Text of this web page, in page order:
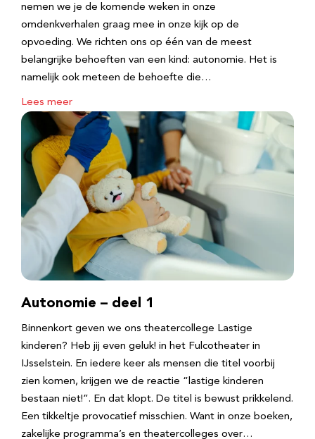
nemen we je de komende weken in onze
omdenkverhalen graag mee in onze kijk op de
opvoeding. We richten ons op één van de meest
belangrijke behoeften van een kind: autonomie. Het is
namelijk ook meteen de behoefte die…
Lees meer
Autonomie – deel 1
Binnenkort geven we ons theatercollege Lastige
kinderen? Heb jij even geluk! in het Fulcotheater in
IJsselstein. En iedere keer als mensen die titel voorbij
zien komen, krijgen we de reactie “lastige kinderen
bestaan niet!”. En dat klopt. De titel is bewust prikkelend.
Een tikkeltje provocatief misschien. Want in onze boeken,
zakelijke programma’s en theatercolleges over…